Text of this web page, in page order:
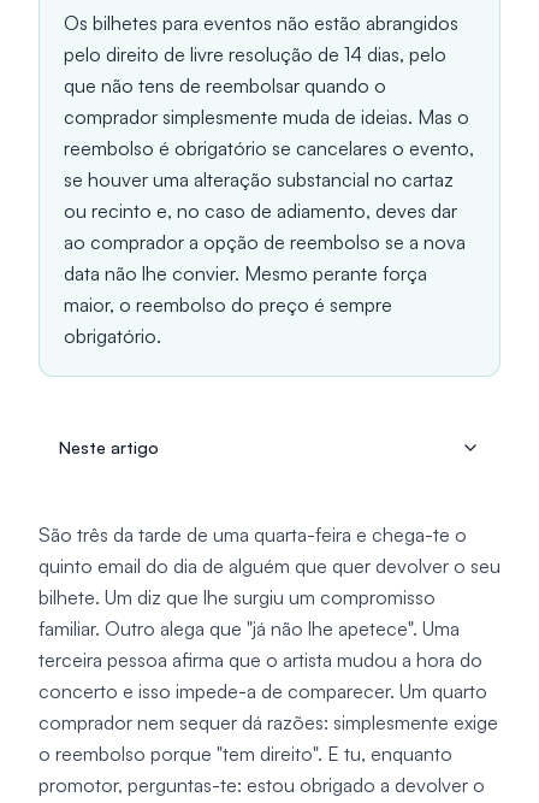
Os bilhetes para eventos não estão abrangidos
pelo direito de livre resolução de 14 dias, pelo
que não tens de reembolsar quando o
comprador simplesmente muda de ideias. Mas o
reembolso é obrigatório se cancelares o evento,
se houver uma alteração substancial no cartaz
ou recinto e, no caso de adiamento, deves dar
ao comprador a opção de reembolso se a nova
data não lhe convier. Mesmo perante força
maior, o reembolso do preço é sempre
obrigatório.
Neste artigo
São três da tarde de uma quarta-feira e chega-te o
quinto email do dia de alguém que quer devolver o seu
bilhete. Um diz que lhe surgiu um compromisso
familiar. Outro alega que "já não lhe apetece". Uma
terceira pessoa afirma que o artista mudou a hora do
concerto e isso impede-a de comparecer. Um quarto
comprador nem sequer dá razões: simplesmente exige
o reembolso porque "tem direito". E tu, enquanto
promotor, perguntas-te: estou obrigado a devolver o